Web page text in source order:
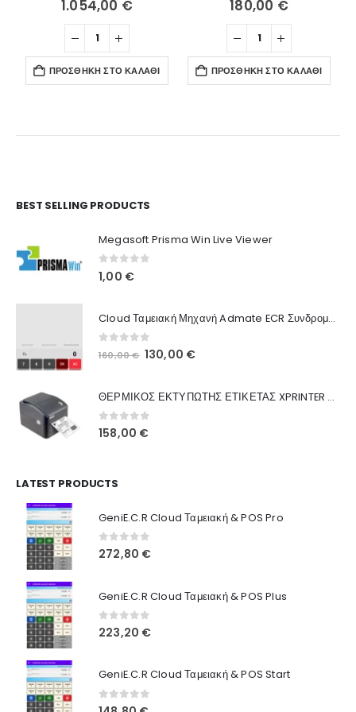
1.054,00 €
ΠΡΟΣΘΉΚΗ ΣΤΟ ΚΑΛΆΘΙ
180,00 €
ΠΡΟΣΘΉΚΗ ΣΤΟ ΚΑΛΆΘΙ
BEST SELLING PRODUCTS
Megasoft Prisma Win Live Viewer
0 out of 5
1,00 €
Cloud Ταμειακή Μηχανή Admate ECR Συνδρομή 12 μηνών
out of 5
160,00€ Original
160,00 €.
130,00 €Η
είναι:
ΘΕΡΜΙΚΟΣ ΕΚΤΥΠΩΤΗΣ ΕΤΙΚΕΤΑΣ XPRINTER XP-420B
0out of 5
158,00 €
LATEST PRODUCTS
GeniE.C.R Cloud Ταμειακή & POS Pro
0out of 5
272,80 €
GeniE.C.R Cloud Ταμειακή & POS Plus
0out of 5
223,20 €
GeniE.C.R Cloud Ταμειακή & POS Start
0out of 5
Ο Λογαριασμός μου
Στοιχεία λογαριασμού
Παραγγελίες
Πληροφορίες Καταστήματος
Ποιοι Είμαστε
Γιατί Εμάς
Blog
Όροι Χρήσης
Τρόποι Αγοράς
Τρόποι Πληρωμής
Τρόποι Αποστολής
Ασφάλεια Πληρωμών